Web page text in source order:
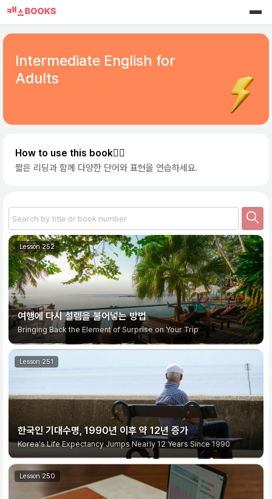
Intermediate English for
Adults
How to use this book☝🏻
짧은 리딩과 함께 다양한 단어와 표현을 연습하세요.
여행에 다시 설렘을 불어넣는 방법
Bringing Back the Element of Surprise on Your Trip
한국인 기대수명, 1990년 이후 약 12년 증가
Korea's Life Expectancy Jumps Nearly 12 Years Since 1990